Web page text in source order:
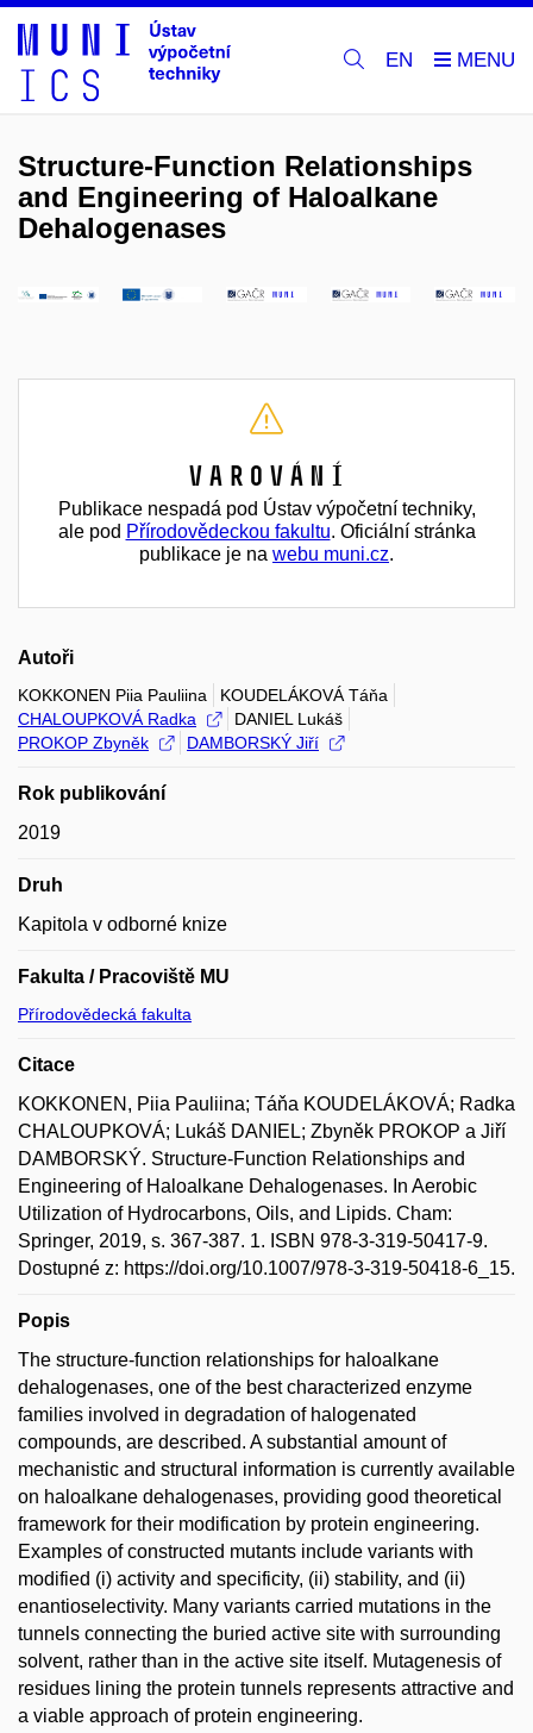
EN
Structure-Function Relationships
and Engineering of Haloalkane
Dehalogenases
Varování
Publikace nespadá pod Ústav výpočetní techniky,
ale pod Přírodovědeckou fakultu. Oficiální stránka
publikace je na webu muni.cz.
Autoři
KOKKONEN Piia Pauliina
KOUDELÁKOVÁ Táňa
CHALOUPKOVÁ Radka
DANIEL Lukáš
PROKOP Zbyněk
DAMBORSKÝ Jiří
Rok publikování
2019
Druh
Kapitola v odborné knize
Fakulta / Pracoviště MU
Přírodovědecká fakulta
Citace
KOKKONEN, Piia Pauliina; Táňa KOUDELÁKOVÁ; Radka
CHALOUPKOVÁ; Lukáš DANIEL; Zbyněk PROKOP a Jiří
DAMBORSKÝ. Structure-Function Relationships and
Engineering of Haloalkane Dehalogenases. In Aerobic
Utilization of Hydrocarbons, Oils, and Lipids. Cham:
Springer, 2019, s. 367-387. 1. ISBN 978-3-319-50417-9.
Dostupné z: https://doi.org/10.1007/978-3-319-50418-6_15.
Popis
The structure-function relationships for haloalkane
dehalogenases, one of the best characterized enzyme
families involved in degradation of halogenated
compounds, are described. A substantial amount of
mechanistic and structural information is currently available
on haloalkane dehalogenases, providing good theoretical
framework for their modification by protein engineering.
Examples of constructed mutants include variants with
modified (i) activity and specificity, (ii) stability, and (ii)
enantioselectivity. Many variants carried mutations in the
tunnels connecting the buried active site with surrounding
solvent, rather than in the active site itself. Mutagenesis of
residues lining the protein tunnels represents attractive and
a viable approach of protein engineering.